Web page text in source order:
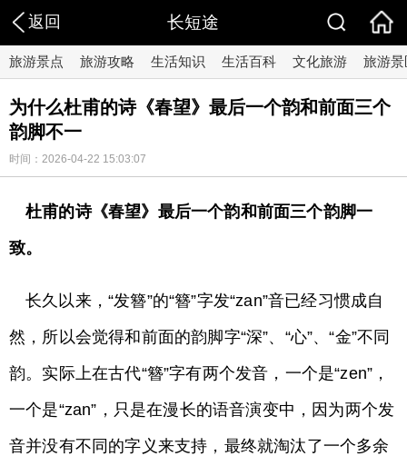
返回 长短途
旅游景点 旅游攻略 生活知识 生活百科 文化旅游 旅游景
为什么杜甫的诗《春望》最后一个韵和前面三个
韵脚不一
时间：2026-04-22 15:03:07
杜甫的诗《春望》最后一个韵和前面三个韵脚一
致。
长久以来，“发簪”的“簪”字发“zan”音已经习惯成自
然，所以会觉得和前面的韵脚字“深”、“心”、“金”不同
韵。实际上在古代“簪”字有两个发音，一个是“zen”，
一个是“zan”，只是在漫长的语音演变中，因为两个发
音并没有不同的字义来支持，最终就淘汰了一个多余